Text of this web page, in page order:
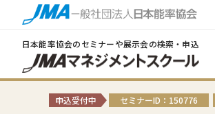
日本能率協会のセミナーや展示会の検索・申込
申込受付中 セミナーID：150776